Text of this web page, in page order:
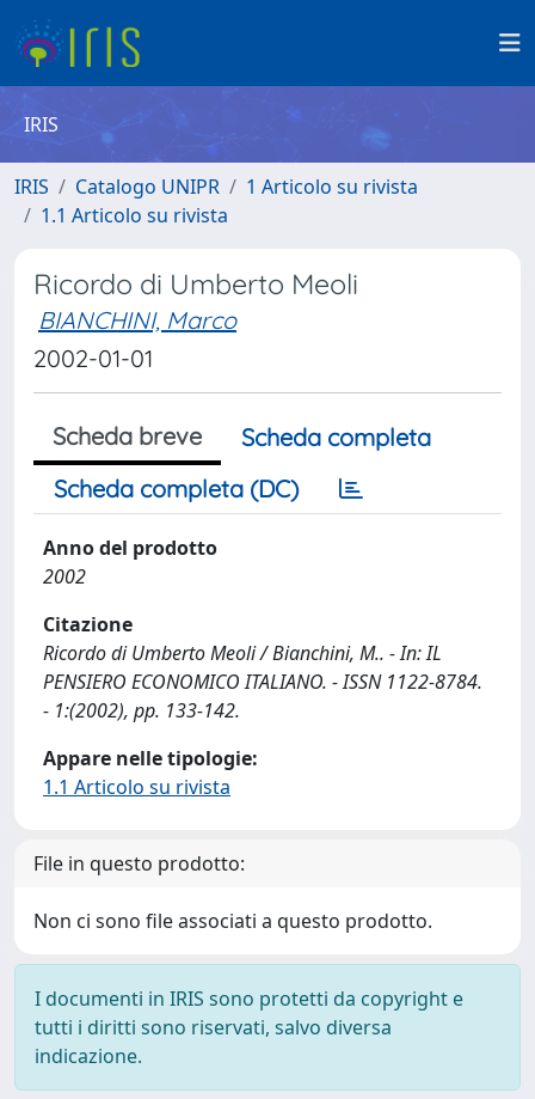
IRIS
IRIS Catalogo UNIPR
1 Articolo su rivista
1.1 Articolo su rivista
Ricordo di Umberto Meoli
BIANCHINI, Marco
2002-01-01
Scheda breve
Scheda completa
Scheda completa (DC)
Anno del prodotto
2002
Citazione
Ricordo di Umberto Meoli / Bianchini, M.. - In: IL
PENSIERO ECONOMICO ITALIANO. - ISSN 1122-8784.
- 1:(2002), pp. 133-142.
Appare nelle tipologie:
1.1 Articolo su rivista
File in questo prodotto:
Non ci sono file associati a questo prodotto.
I documenti in IRIS sono protetti da copyright e
tutti i diritti sono riservati, salvo diversa
indicazione.